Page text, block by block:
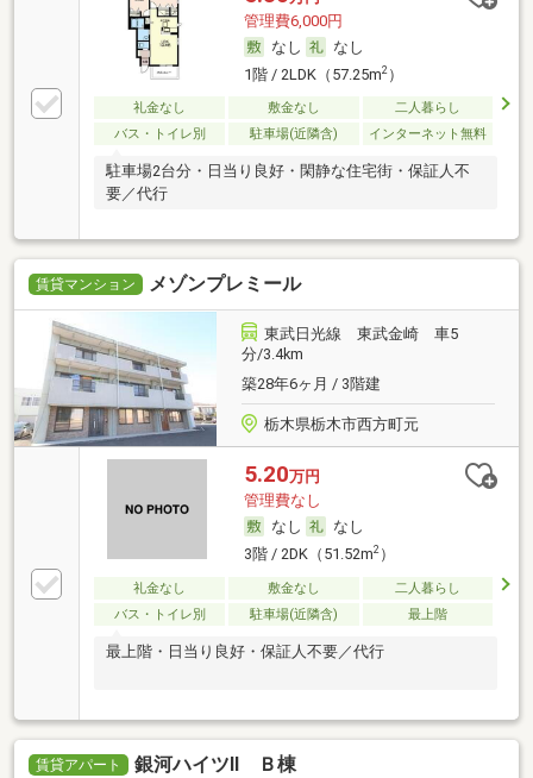
管理費6,000円
なし
なし
1階 / 2LDK（57.25m2）
礼金なし 敷金なし
二人暮らし
バス・トイレ別
駐車場(近隣含) インターネット無料
駐車場2台分・日当り良好・閑静な住宅街・保証人不
要／代行
賃貸マンション メゾンプレミール
東武日光線 東武金崎 車5
分/3.4km
築28年6ヶ月 / 3階建
栃木県栃木市西方町元
5.20万円
管理費なし
なし
なし
3階 / 2DK（51.52m2）
礼金なし 敷金なし
二人暮らし
バス・トイレ別
駐車場(近隣含) 最上階
最上階・日当り良好・保証人不要／代行
賃貸アパート 銀河ハイツⅡ Ｂ棟